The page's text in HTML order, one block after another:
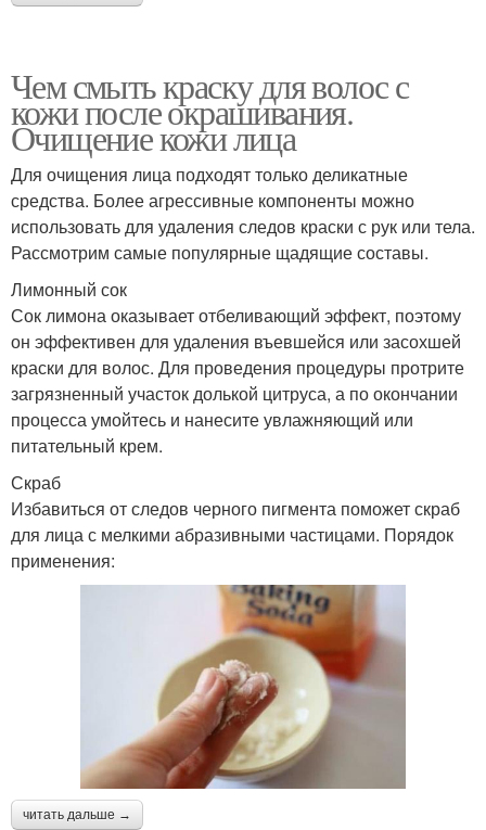
Чем смыть краску для волос с
кожи после окрашивания.
Очищение кожи лица
Для очищения лица подходят только деликатные
средства. Более агрессивные компоненты можно
использовать для удаления следов краски с рук или тела.
Рассмотрим самые популярные щадящие составы.
Лимонный сок
Сок лимона оказывает отбеливающий эффект, поэтому
он эффективен для удаления въевшейся или засохшей
краски для волос. Для проведения процедуры протрите
загрязненный участок долькой цитруса, а по окончании
процесса умойтесь и нанесите увлажняющий или
питательный крем.
Скраб
Избавиться от следов черного пигмента поможет скраб
для лица с мелкими абразивными частицами. Порядок
применения:
читать дальше →